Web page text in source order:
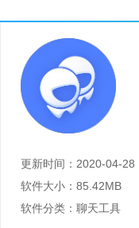
更新时间： 2020-04-28
软件大小： 85.42MB
软件分类： 聊天工具